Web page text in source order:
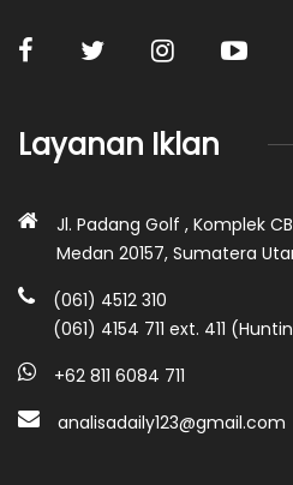
Layanan Iklan
Jl. Padang Golf , Komplek
Medan 20157, Sumatera
(061) 4512 310
(061) 4154 711 ext. 411
+62 811 6084 711
analisadaily123@gmail.com